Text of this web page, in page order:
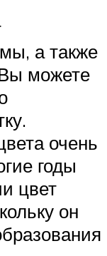
а также
можете
очень
годы
цвет
он